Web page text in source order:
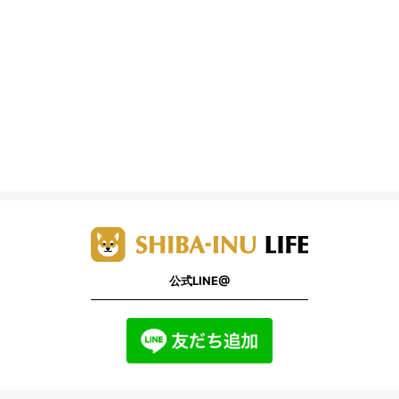
公式LINE@